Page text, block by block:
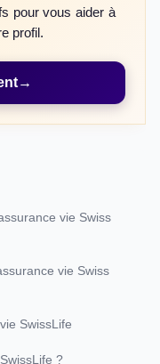
pour vous aider à
profil.
→
vie Swiss
vie Swiss
SwissLife
?